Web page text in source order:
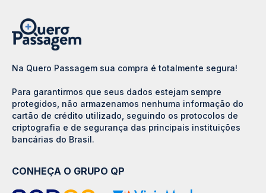
Na Quero Passagem sua compra é totalmente segura!
Para garantirmos que seus dados estejam sempre
protegidos, não armazenamos nenhuma informação do
cartão de crédito utilizado, seguindo os protocolos de
criptografia e de segurança das principais instituições
bancárias do Brasil.
CONHEÇA O GRUPO QP